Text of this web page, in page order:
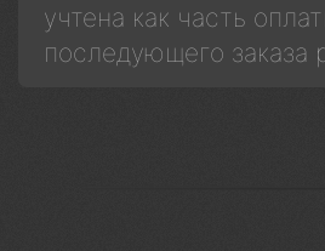
учтена как часть
последующего заказа